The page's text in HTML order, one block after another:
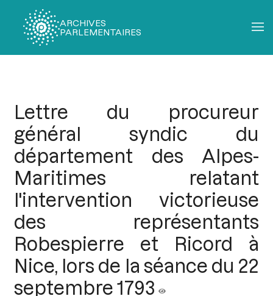
ARCHIVES
PARLEMENTAIRES
Lettre du procureur
général syndic du
département des Alpes-
Maritimes relatant
l'intervention victorieuse
des représentants
Robespierre et Ricord à
Nice, lors de la séance du 22
septembre 1793